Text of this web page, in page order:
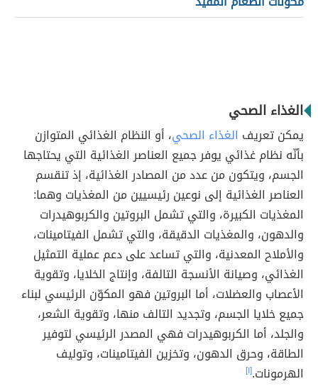
الغذاء الصحي
يمكن تعريف الغذاء الصحي، أو النظام الغذائي المتوازن
بأنّه نظام غذائي يوفر جميع العناصر الغذائية التي يحتاجها
الجسم، ويتكون من عدد من المصادر الغذائية، إذ تنقسم
العناصر الغذائية إلى نوعين رئيسيين من المغذيات وهما:
المغذيات الكبيرة، والتي تشمل البروتين والكربوهيدرات
والدهون، والمغذيات الدقيقة، والتي تشمل الفيتامينات،
والأملاح المعدنية، والتي تساعد على دعم عملية التمثيل
الغذائي، وصيانة الأنسجة التالفة، وإنتاج الخلايا، وتقوية
الأعصاب والعضلات، أما البروتين فهو المكوّن الرئيسي لبناء
جميع خلايا الجسم، وتجديد التالف منها، وتقوية الشعر،
والجلد، أما الكربوهيدرات فهي المصدر الرئيسي لتوفير
الطاقة، وحرق الدهون، وتخزين الفيتامينات، وتوليف
الهرمونات.[١]